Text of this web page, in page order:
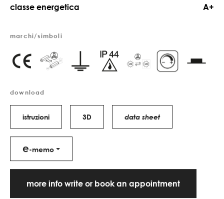
classe energetica A+
marchi/simboli
download
istruzioni 3D data sheet
e-memo
more info write or book an appointment